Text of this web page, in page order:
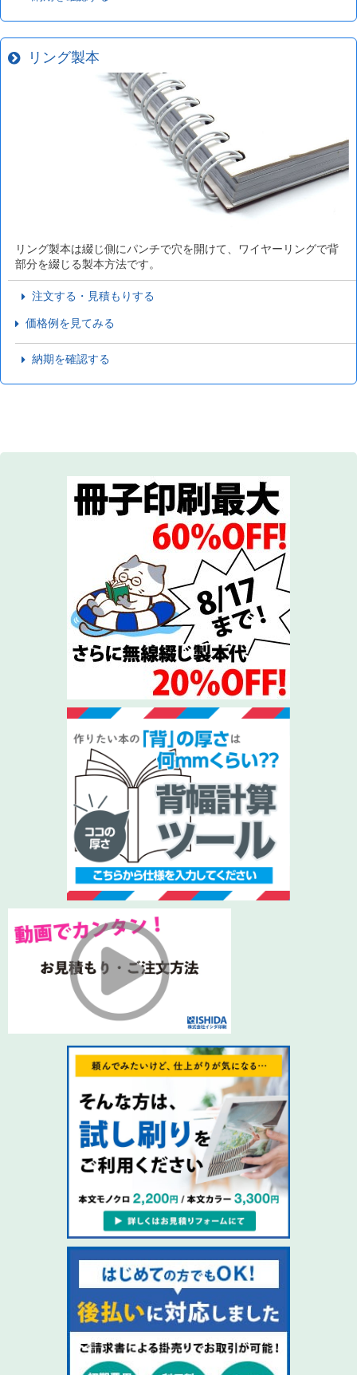
リング製本
リング製本は綴じ側にパンチで穴を開けて、ワイヤーリングで背
部分を綴じる製本方法です。
注文する・見積もりする
価格例を見てみる
納期を確認する